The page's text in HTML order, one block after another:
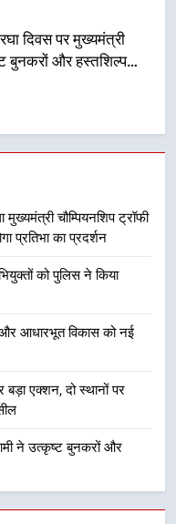
दिवस पर मुख्यमंत्री
बुनकरों और हस्तशिल्प
सम्मानित
बोले- युवाओं को रोजगार
पदों पर की जाएगी
आर्थिक कॉरिडोर से जुड़ी
निरीक्षण; समयबद्ध एवं
सुनिश्चित करने के
मानकों से कोई समझौता
चौम्पियनशिप ट्रॉफी
प्रतिभा का प्रदर्शन
को पुलिस ने किया
और आधारभूत विकास को नई
बड़ा एक्शन, दो स्थानों पर
ने उत्कृष्ट बुनकरों और